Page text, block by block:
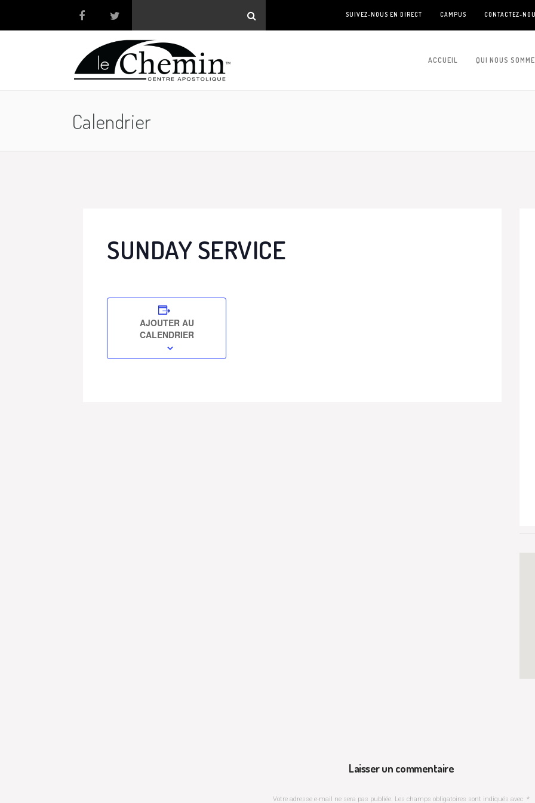
SUIVEZ-NOUS EN DIRECT CAMPUS CONTACTEZ-
ACCUEIL QUI NOUS
Calendrier
SUNDAY SERVICE
AJOUTER AU
CALENDRIER
Laisser un commentaire
Votre adresse e-mail ne sera pas publiée. Les champs obligatoires sont indiqués avec *